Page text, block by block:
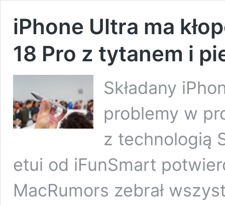
iPhone Ultra ma
18 Pro z tytanem i
Składany
problemy w
z technologią
etui od iFunSmart
MacRumors zebrał